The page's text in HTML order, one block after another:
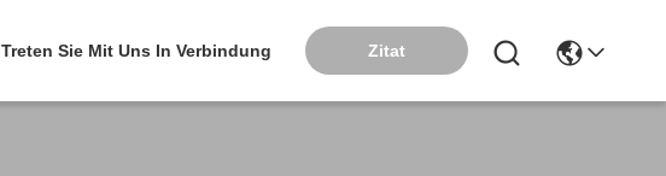
Treten Sie Mit Uns In Verbindung Zitat